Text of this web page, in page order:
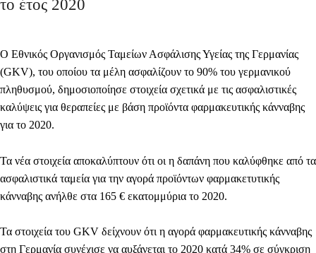
το έτος 2020
O Εθνικός Οργανισμός Ταμείων Ασφάλισης Υγείας της Γερμανίας
(GKV), του οποίου τα μέλη ασφαλίζουν το 90% του γερμανικού
πληθυσμού, δημοσιοποίησε στοιχεία σχετικά με τις ασφαλιστικές
καλύψεις για θεραπείες με βάση προϊόντα φαρμακευτικής κάνναβης
για το 2020.
Τα νέα στοιχεία αποκαλύπτουν ότι οι η δαπάνη που καλύφθηκε από τα
ασφαλιστικά ταμεία για την αγορά προϊόντων φαρμακετυτικής
κάνναβης ανήλθε στα 165 € εκατομμύρια το 2020.
Τα στοιχεία του GKV δείχνουν ότι η αγορά φαρμακευτικής κάνναβης
στη Γερμανία συνέχισε να αυξάνεται το 2020 κατά 34% σε σύγκριση